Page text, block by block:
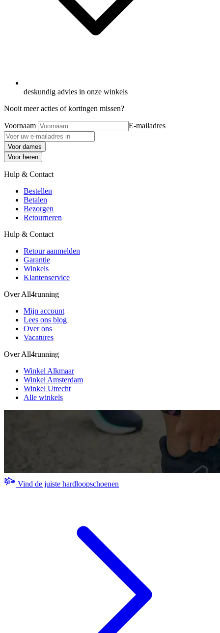
deskundig advies in onze winkels
Nooit meer acties of kortingen missen?
Voornaam E-mailadres
Voor dames
Voor heren
Hulp & Contact
Bestellen
Betalen
Bezorgen
Retourneren
Hulp & Contact
Retour aanmelden
Garantie
Winkels
Klantenservice
Over All4running
Mijn account
Lees ons blog
Over ons
Vacatures
Over All4running
Winkel Alkmaar
Winkel Amsterdam
Winkel Utrecht
Alle winkels
Vind de juiste hardloopschoenen